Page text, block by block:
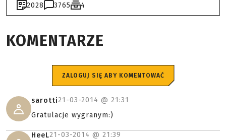
2028 3765 4
KOMENTARZE
ZALOGUJ SIĘ ABY KOMENTOWAĆ
sarotti21-03-2014 @ 21:31
Gratulacje wygranym:)
HeeL21-03-2014 @ 21:39